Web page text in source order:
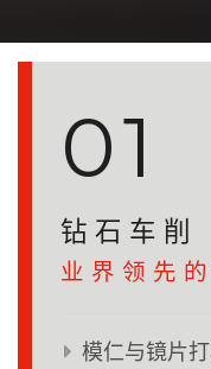
01
钻石车削
业界领先
模仁与镜片